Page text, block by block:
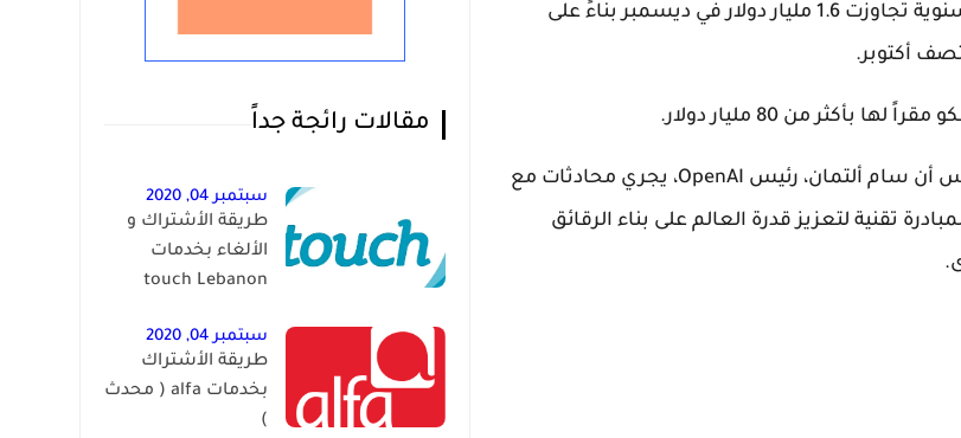
تجاوزت 1.
6 مليار دولار في ديسمبر بناءً على
من 80 مليار دولار.
وذكرت صحيفة وول ستريت جورنال في وقت متأخر من يوم الخميس أن سام ألتمان، رئيس OpenAI، يجري محادثات مع
تقنية لتعزيز قدرة العالم على بناء الرقائق
مقالات رائجة جداً
سبتمبر 04, 2020
طريقة الأشتراك و
الألغاء بخدمات
touch Lebanon
سبتمبر 04, 2020
طريقة الأشتراك
بخدمات alfa ( محدث
)